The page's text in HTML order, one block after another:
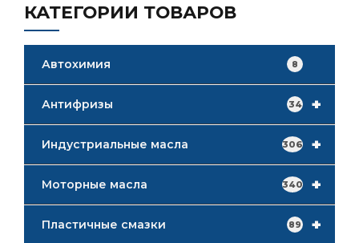
КАТЕГОРИИ ТОВАРОВ
Автохимия 8
+
Антифризы 34
+
Индустриальные масла 306
+
Моторные масла 340
+
Пластичные смазки 89